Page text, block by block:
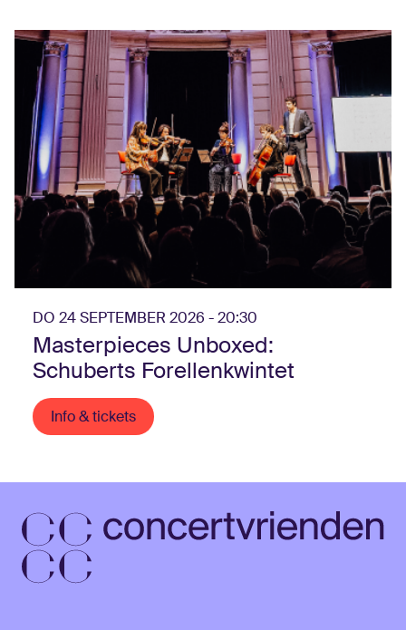
DO 24 SEPTEMBER 2026 - 20:30
Masterpieces Unboxed:
Schuberts Forellenkwintet
Info & tickets